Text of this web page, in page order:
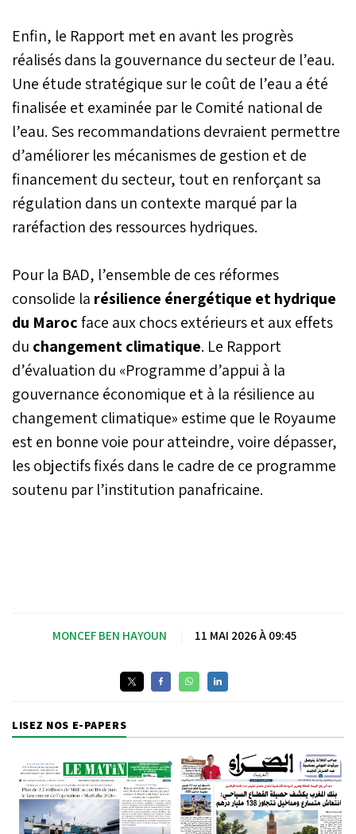
Enfin, le Rapport met en avant les progrès
réalisés dans la gouvernance du secteur de l’eau.
Une étude stratégique sur le coût de l’eau a été
finalisée et examinée par le Comité national de
l’eau. Ses recommandations devraient permettre
d’améliorer les mécanismes de gestion et de
financement du secteur, tout en renforçant sa
régulation dans un contexte marqué par la
raréfaction des ressources hydriques.
Pour la BAD, l’ensemble de ces réformes
consolide la résilience énergétique et hydrique
du Marocface aux chocs extérieurs et aux effets
du changement climatique. Le Rapport
d’évaluation du «Programme d’appui à la
gouvernance économique et à la résilience au
changement climatique» estime que le Royaume
est en bonne voie pour atteindre, voire dépasser,
les objectifs fixés dans le cadre de ce programme
soutenu par l’institution panafricaine.
MONCEF BEN HAYOUN 11 MAI 2026 À 09:45
LISEZ NOS E-PAPERS